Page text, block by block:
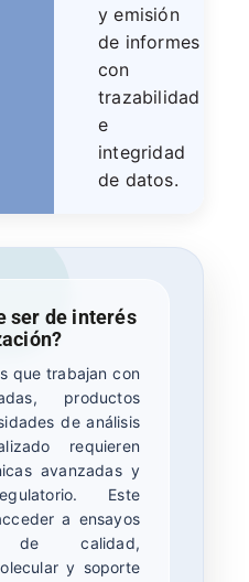
y emisión
de informes
con
trazabilidad
e
integridad
de datos.
ser de interés
que trabajan con
productos
de análisis
requieren
avanzadas y
Este
a ensayos
calidad,
y soporte